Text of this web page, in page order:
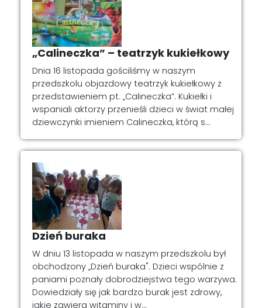
„Calineczka” – teatrzyk kukiełkowy
Dnia 16 listopada gościliśmy w naszym
przedszkolu objazdowy teatrzyk kukiełkowy z
przedstawieniem pt. „Calineczka”. Kukiełki i
wspaniali aktorzy przenieśli dzieci w świat małej
dziewczynki imieniem Calineczka, którą s...
Dzień buraka
W dniu 13 listopada w naszym przedszkolu był
obchodzony „Dzień buraka". Dzieci wspólnie z
paniami poznały dobrodziejstwa tego warzywa.
Dowiedziały się jak bardzo burak jest zdrowy,
jakie zawiera witaminy i w...